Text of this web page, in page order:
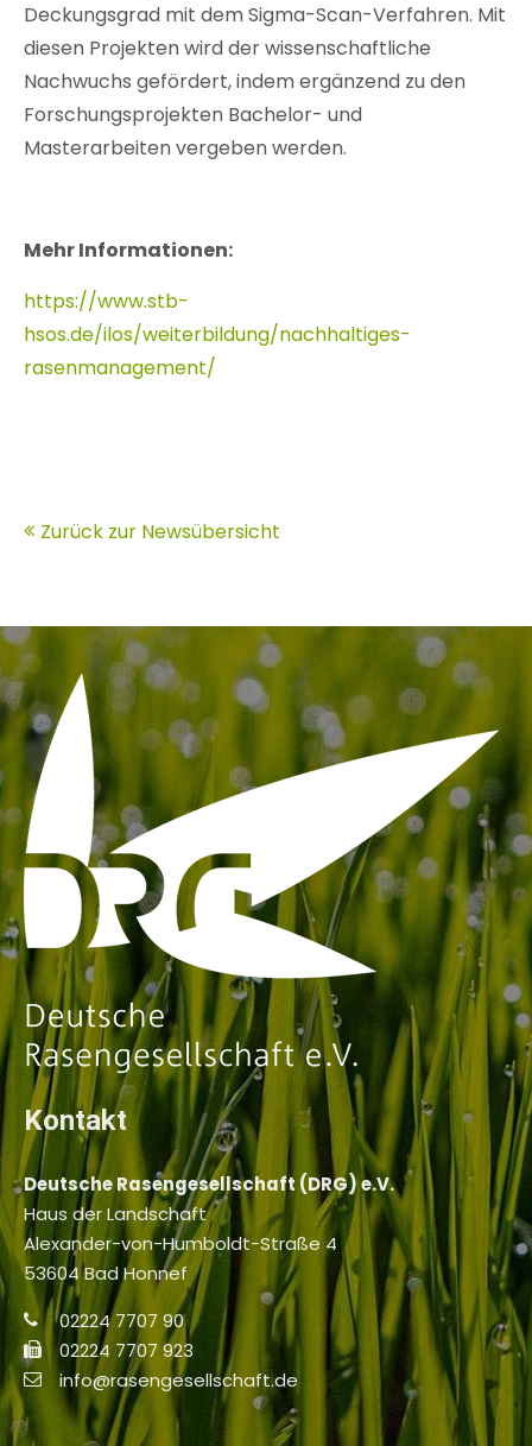
Deckungsgrad mit dem Sigma-Scan-Verfahren. Mit
diesen Projekten wird der wissenschaftliche
Nachwuchs gefördert, indem ergänzend zu den
Forschungsprojekten Bachelor- und
Masterarbeiten vergeben werden.
Mehr Informationen:
https://www.stb-
hsos.de/ilos/weiterbildung/nachhaltiges-
rasenmanagement/
Zurück zur Newsübersicht
Kontakt
Deutsche Rasengesellschaft (DRG) e.V.
Haus der Landschaft
Alexander-von-Humboldt-Straße 4
53604 Bad Honnef
02224 7707 90
02224 7707 923
info@rasengesellschaft.de